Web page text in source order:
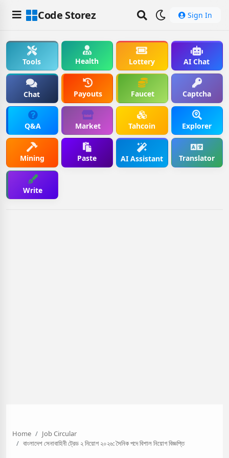
Code Storez Sign In
Tools Health Lottery AI Chat
Chat Payouts Faucet Captcha
Q&A Market Tahcoin Explorer
Mining Paste AI Assistant Translator
Write
Home
Job Circular
বাংলাদেশ সেনাবাহিনী ট্রেড ২ নিয়োগ ২০২৬: সৈনিক পদে বিশাল নিয়োগ বিজ্ঞপ্তি